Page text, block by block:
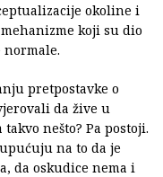
okoline i
koji su dio
pretpostavke o
da žive u
nešto? Pa postoji.
na to da je
da oskudice nema i